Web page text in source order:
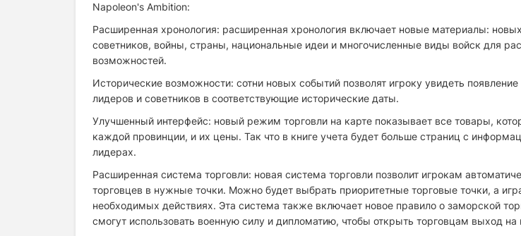
Napoleon's Ambition:
Расширенная хронология: расширенная хронология включает новые материалы:
советников, войны, страны, национальные идеи и многочисленные виды войск для
возможностей.
Исторические возможности: сотни новых событий позволят игроку увидеть появление
лидеров и советников в соответствующие исторические даты.
Улучшенный интерфейс: новый режим торговли на карте показывает все товары,
каждой провинции, и их цены. Так что в книге учета будет больше страниц с
лидерах.
Расширенная система торговли: новая система торговли позволит игрокам
торговцев в нужные точки. Можно будет выбрать приоритетные торговые точки, а
необходимых действиях. Эта система также включает новое правило о заморской
смогут использовать военную силу и дипломатию, чтобы открыть торговцам выход